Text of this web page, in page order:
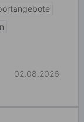
02.08.2026